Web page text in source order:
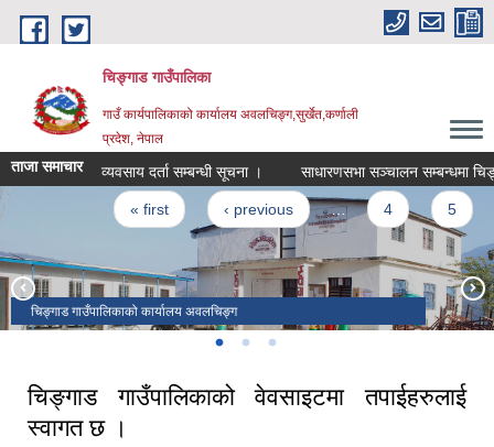
Skip to main content
चिङ्गाड गाउँपालिका
गाउँ कार्यपालिकाको कार्यालय अवलचिङ्ग,सुर्खेत,कर्णाली
प्रदेश, नेपाल
ताजा समाचारव्यवसाय दर्ता सम्बन्धी सूचना । साधारणसभा सञ्चालन सम्बन्धमा चिङ्गाड
Pages
« first ‹ previous … 4 5 6
चिङ्गाड गाउँपालिकाको कार्यालय अवलचिङ्ग
भैरव माध्यमिक विद्यालय अवलचिङ्ग
जनता मावि रानिवास
चिङ्गाड गाउँपालिकाको वेवसाइटमा तपाईहरुलाई
स्वागत छ ।